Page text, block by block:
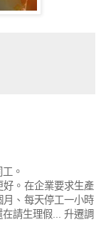
。
。在企業要求生產
月、每天停工一小時
請生理假... 升遷調